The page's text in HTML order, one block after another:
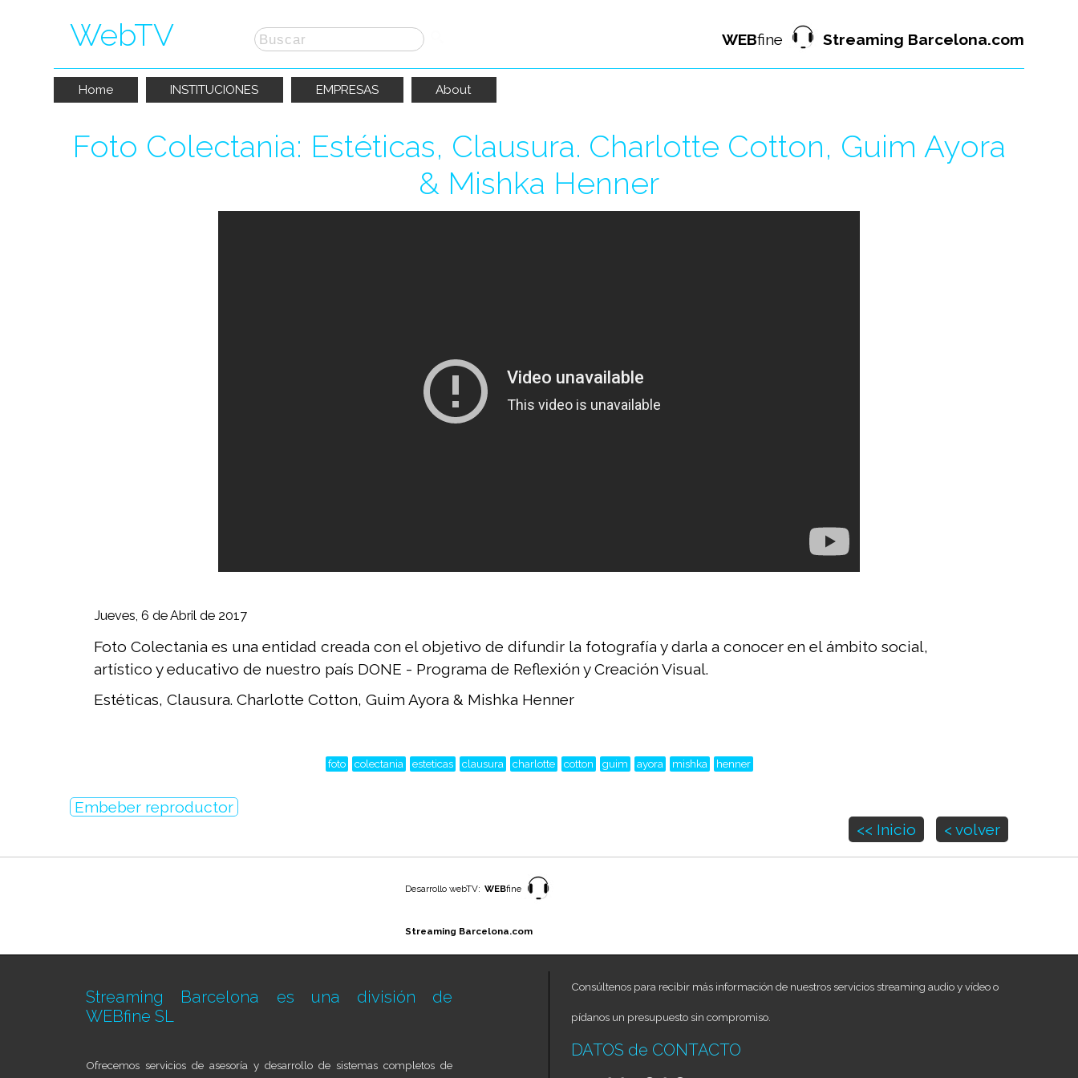
WebTV WEBfine Streaming Barcelona.com
Home INSTITUCIONES EMPRESAS About
Foto Colectania: Estéticas, Clausura. Charlotte Cotton, Guim Ayora
& Mishka Henner
Jueves, 6 de Abril de 2017
Foto Colectania es una entidad creada con el objetivo de difundir la fotografía y darla a conocer en el ámbito social,
artístico y educativo de nuestro país DONE - Programa de Reflexión y Creación Visual.
Estéticas, Clausura. Charlotte Cotton, Guim Ayora & Mishka Henner
foto colectania esteticas clausura charlotte cotton guim ayora mishka henner
Embeber reproductor
<< Inicio
< volver
Desarrollo webTV: WEBfine
Streaming Barcelona.com
Streaming Barcelona es una división de
WEBfine SL
Ofrecemos servicios de asesoría y desarrollo de sistemas completos de
Consúltenos para recibir más información de nuestros servicios streaming audio y vídeo o
pídanos un presupuesto sin compromiso.
DATOS de CONTACTO